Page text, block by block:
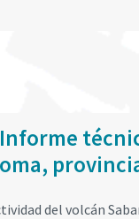
del volcán